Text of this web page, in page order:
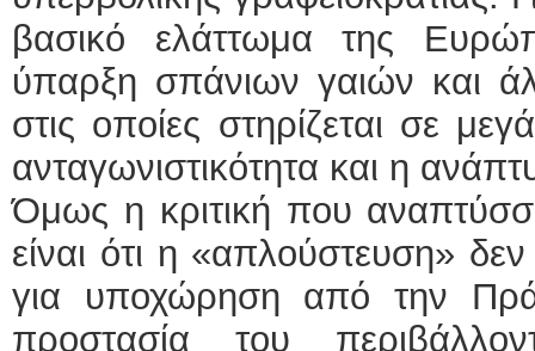
βασικό ελάττωμα της
ύπαρξη σπάνιων γαιών και
στις οποίες στηρίζεται σε
ανταγωνιστικότητα και η
Όμως η κριτική που
είναι ότι η «απλούστευση»
για υποχώρηση από την
προστασία του